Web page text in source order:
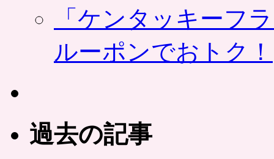
「ケンタッキーフ
ルーポンでおトク！
過去の記事